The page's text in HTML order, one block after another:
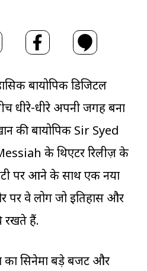
बायोपिक डिजिटल
धीरे-धीरे अपनी जगह बना
की बायोपिक Sir Syed
के थिएटर रिलीज़ के
पर आने के साथ एक नया
पर वे लोग जो इतिहास और
रखते हैं.
सिनेमा बड़े बजट और